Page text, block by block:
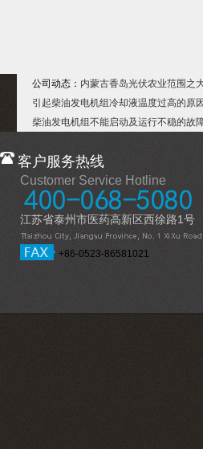
公司动态： 内蒙古香岛光伏农业范围之
引起柴油发电机组冷却液温度过高的原
柴油发电机组不能启动及运行不稳的故
客户服务热线
Customer Service Hotline
江苏省泰州市医药高新区西徐路1号
+86-0523-86581021